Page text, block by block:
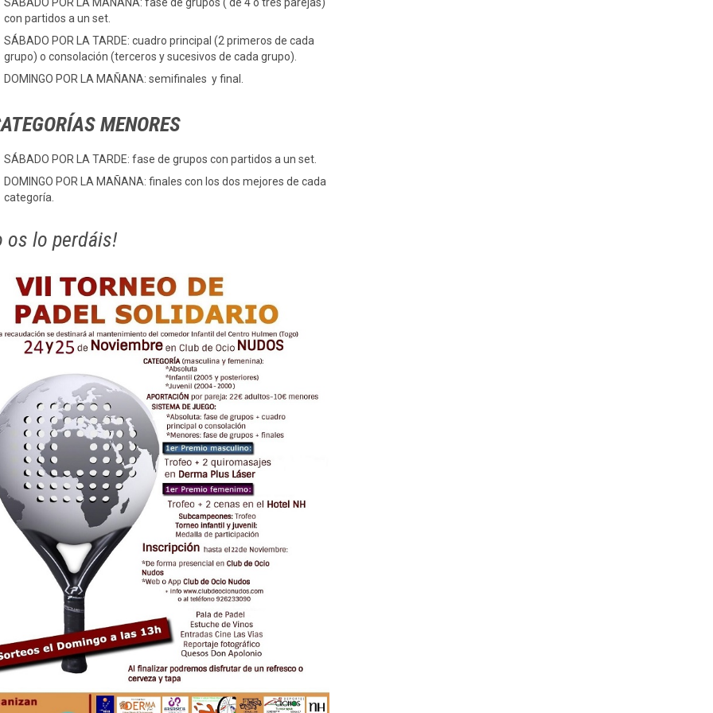
SÁBADO POR LA MAÑANA: fase de grupos ( de 4 o tres parejas)
con partidos a un set.
SÁBADO POR LA TARDE: cuadro principal (2 primeros de cada
grupo) o consolación (terceros y sucesivos de cada grupo).
DOMINGO POR LA MAÑANA: semifinales y final.
MENORES
SÁBADO POR LA TARDE: fase de grupos con partidos a un set.
DOMINGO POR LA MAÑANA: finales con los dos mejores de cada
categoría.
os lo perdáis!